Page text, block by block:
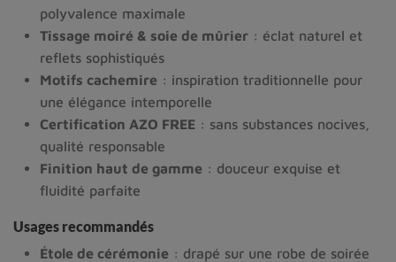
polyvalence maximale
Tissage moiré & soie de mûrier : éclat naturel et
reflets sophistiqués
Motifs cachemire : inspiration traditionnelle pour
une élégance intemporelle
Certification AZO FREE : sans substances nocives,
qualité responsable
Finition haut de gamme : douceur exquise et
fluidité parfaite
Usages recommandés
Étole de cérémonie : drapé sur une robe de soirée